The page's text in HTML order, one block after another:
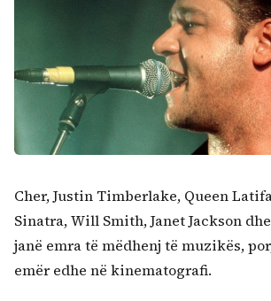
Cher, Justin Timberlake, Queen
Sinatra, Will Smith, Janet Jackson
janë emra të mëdhenj të muzikës,
emër edhe në kinematografi.